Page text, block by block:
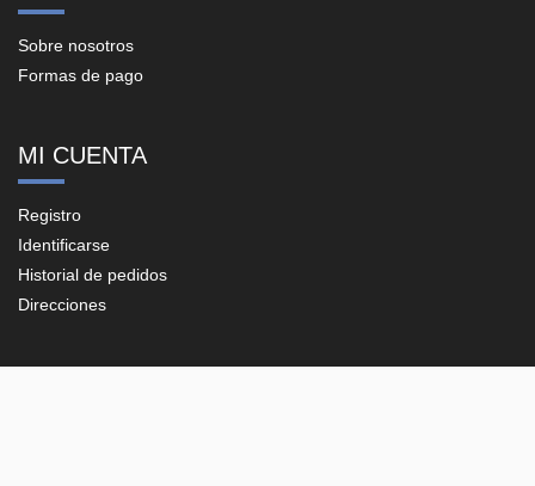
Sobre nosotros
Formas de pago
MI CUENTA
Registro
Identificarse
Historial de pedidos
Direcciones